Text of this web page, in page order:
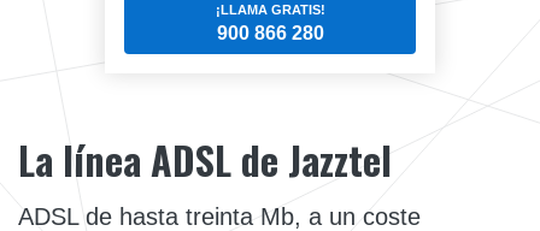
¡LLAMA GRATIS!
900 866 280
La línea ADSL de Jazztel
ADSL de hasta treinta Mb, a un coste